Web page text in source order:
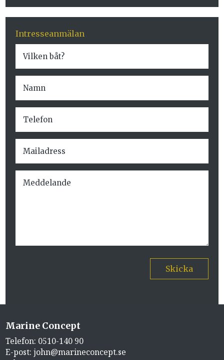
Intresseanmälan
Skicka
Marine Concept
Telefon: 0510-140 90
E-post:john@marineconcept.se